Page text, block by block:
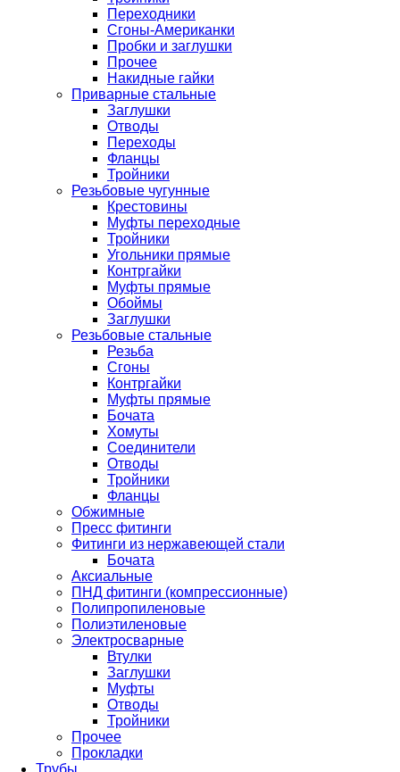
Переходники
Сгоны-Американки
Пробки и заглушки
Прочее
Накидные гайки
Приварные стальные
Заглушки
Отводы
Переходы
Фланцы
Тройники
Резьбовые чугунные
Крестовины
Муфты переходные
Тройники
Угольники прямые
Контргайки
Муфты прямые
Обоймы
Заглушки
Резьбовые стальные
Резьба
Сгоны
Контргайки
Муфты прямые
Бочата
Хомуты
Соединители
Отводы
Тройники
Фланцы
Обжимные
Пресс фитинги
Фитинги из нержавеющей стали
Бочата
Аксиальные
ПНД фитинги (компрессионные)
Полипропиленовые
Полиэтиленовые
Электросварные
Втулки
Заглушки
Муфты
Отводы
Тройники
Прочее
Прокладки